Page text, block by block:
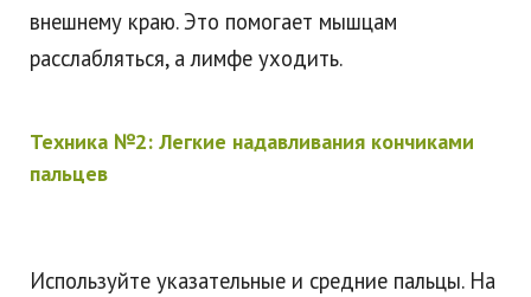
внешнему краю. Это помогает мышцам
расслабляться, а лимфе уходить.
Техника №2: Легкие надавливания кончиками
пальцев
Используйте указательные и средние пальцы. На